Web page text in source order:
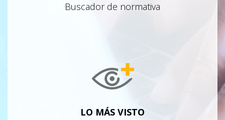
Buscador de normativa
LO MÁS VISTO